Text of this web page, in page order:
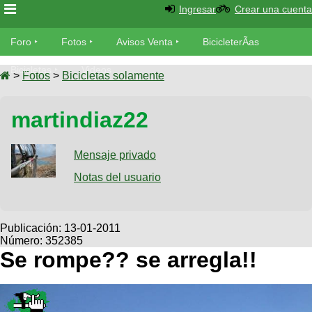
Foro
Foro
MecÃ¡nica
Fotos
SUBÃ
Galeria
Bicicletas
Viajes
Descenso
Dirt
Avisos
Ventas
SUBÃ
Buscar
Ultimos
Fotos
BicicleterÃ­
Bicicletas
Tandem
Videos
Cicloturismo
Ingresar Crear una cuenta
Foro Fotos Avisos Venta BicicleterÃ­as
Bicicletas Videos
> Fotos > Bicicletas solamente
martindiaz22
Mensaje privado
Notas del usuario
Publicación: 13-01-2011
Número: 352385
Se rompe?? se arregla!!